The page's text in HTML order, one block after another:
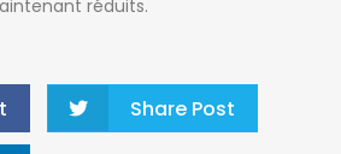
réduits.
Share Post